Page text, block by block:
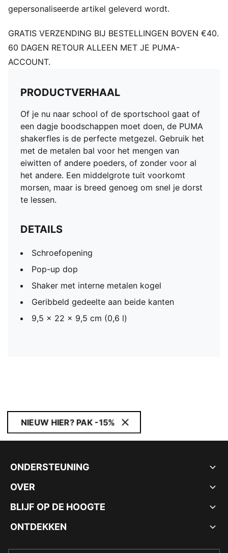
gepersonaliseerde artikel geleverd wordt.
GRATIS VERZENDING BIJ BESTELLINGEN BOVEN €40.
60 DAGEN RETOUR ALLEEN MET JE PUMA-
ACCOUNT.
PRODUCTVERHAAL
Of je nu naar school of de sportschool gaat of
een dagje boodschappen moet doen, de PUMA
shakerfles is de perfecte metgezel. Gebruik het
met de metalen bal voor het mengen van
eiwitten of andere poeders, of zonder voor al
het andere. Een middelgrote tuit voorkomt
morsen, maar is breed genoeg om snel je dorst
te lessen.
DETAILS
Schroefopening
Pop-up dop
Shaker met interne metalen kogel
Geribbeld gedeelte aan beide kanten
9,5 x 22 x 9,5 cm (0,6 l)
NIEUW HIER? PAK -15%
ONDERSTEUNING
OVER
BLIJF OP DE HOOGTE
ONTDEKKEN